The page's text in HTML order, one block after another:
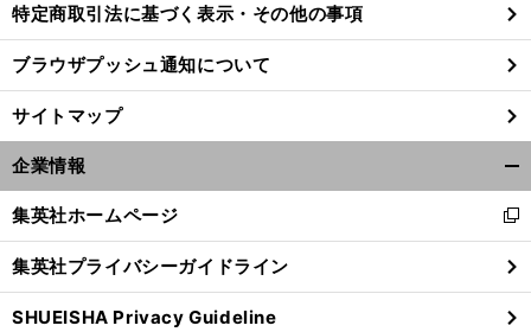
特定商取引法に基づく表示・その他の事項
ブラウザプッシュ通知について
サイトマップ
企業情報
閉
る
集英社ホームページ
新
し
い
ウ
ィ
集英社プライバシーガイドライン
SHUEISHA Privacy Guideline